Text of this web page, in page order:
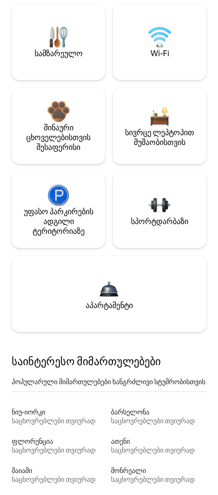
სამზარეულო Wi-Fi
შინაური
ცხოველებისთვის
შესაფერისი
სივრცე ლეპტოპით
მუშაობისთვის
უფასო პარკირების
ადგილი
ტერიტორიაზე
სპორტდარბაზი
აპარტამენტი
საინტერესო მიმართულებები
პოპულარული მიმართულებები ხანგრძლივი სტუმრობისთვის
ნიუ-იორკი
საცხოვრებლები თვიურად
ბარსელონა
საცხოვრებლები თვიურად
ფლორენცია
საცხოვრებლები თვიურად
ათენი
საცხოვრებლები თვიურად
მაიამი
საცხოვრებლები თვიურად
მონრეალი
საცხოვრებლები თვიურად